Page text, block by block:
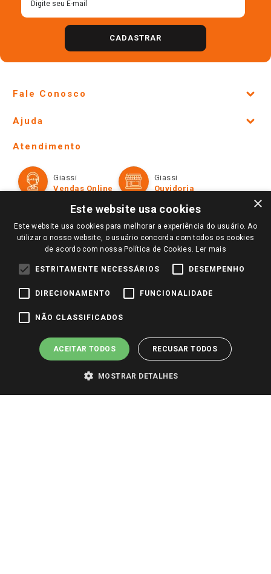
CADASTRAR
Fale Conosco
Lojas Físicas e Horários
Ofertas
Televendas
Perguntas frequentes
Trabalhe Conosco
Identidade Visual
Ajuda
Formas de Pagamento
Políticas de entrega
Trocas e Devoluções
Atendimento
Giassi
Vendas Online
Giassi
Ouvidoria
Redes Sociais
Pagamento e Segurança
×
Este website usa cookies
Este website usa cookies para melhorar a experiência do usuário. Ao
utilizar o nosso website, o usuário concorda com todos os cookies
de acordo com nossa Política de Cookies. Ler mais
ESTRITAMENTE NECESSÁRIOS DESEMPENHO
DIRECIONAMENTO FUNCIONALIDADE
NÃO CLASSIFICADOS
ACEITAR TODOS RECUSAR TODOS
MOSTRAR DETALHES